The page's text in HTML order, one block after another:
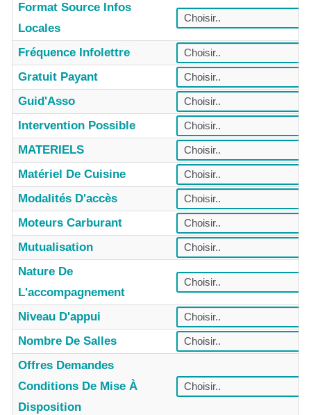
Format Source Infos
Locales
Fréquence Infolettre
Gratuit Payant
Guid'Asso
Intervention Possible
MATERIELS
Matériel De Cuisine
Modalités D'accès
Moteurs Carburant
Mutualisation
Nature De
L'accompagnement
Niveau D'appui
Nombre De Salles
Offres Demandes
Conditions De Mise À
Disposition